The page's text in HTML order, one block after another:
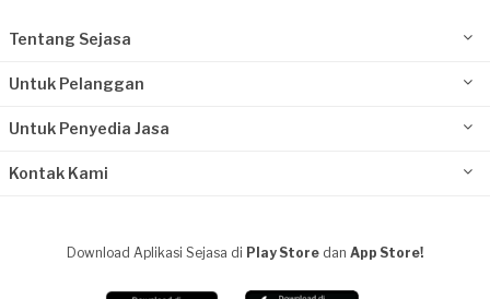
Tentang Sejasa
Untuk Pelanggan
Untuk Penyedia Jasa
Kontak Kami
Download Aplikasi Sejasa di Play Store dan App Store!